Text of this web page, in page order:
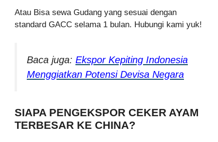
Atau Bisa sewa Gudang yang sesuai dengan
standard GACC selama 1 bulan. Hubungi kami yuk!
Baca juga: Ekspor Kepiting Indonesia
Menggiatkan Potensi Devisa Negara
SIAPA PENGEKSPOR CEKER AYAM
TERBESAR KE CHINA?